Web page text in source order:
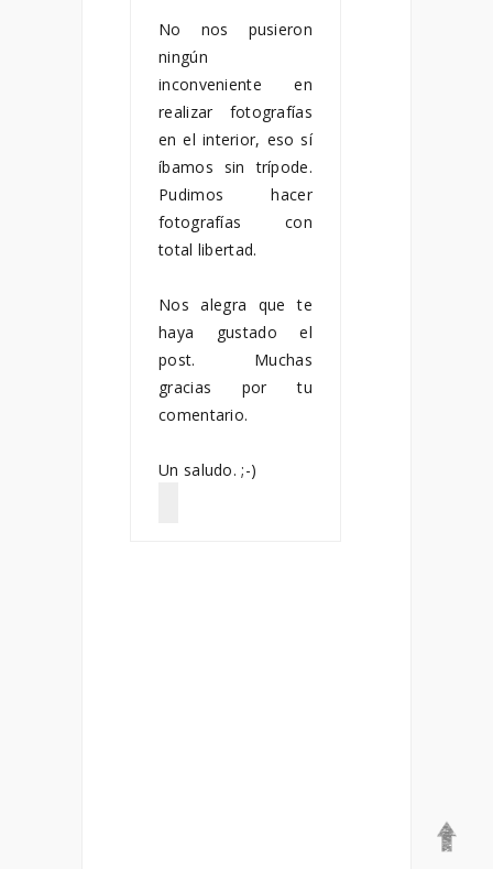
No nos pusieron
ningún
inconveniente en
realizar fotografías
en el interior, eso sí
íbamos sin trípode.
Pudimos hacer
fotografías con
total libertad.
Nos alegra que te
haya gustado el
post. Muchas
gracias por tu
comentario.
Un saludo. ;-)